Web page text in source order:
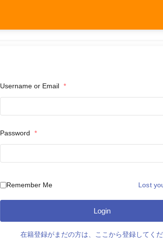
Username or Email *
Password *
Remember Me Lost
Login
在籍登録がまだの方は、ここから登録してくだ